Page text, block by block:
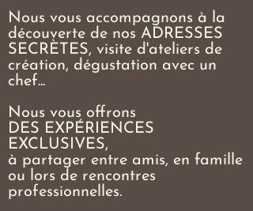
Nous vous accompagnons à la
découverte de nos ADRESSES
SECRÈTES, visite d'ateliers de
création, dégustation avec un
chef...
Nous vous offrons
DES EXPÉRIENCES
EXCLUSIVES,
à partager entre amis, en famille
ou lors de rencontres
professionnelles.